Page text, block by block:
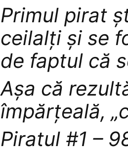
Primul pirat
ceilalţi şi se
de faptul că
Aşa că
împărţeală,
Piratul #1 –